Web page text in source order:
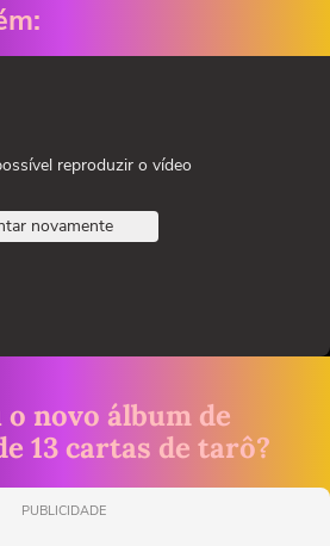
reproduzir o vídeo
novamente
novo álbum de
13 cartas de tarô?
PUBLICIDADE